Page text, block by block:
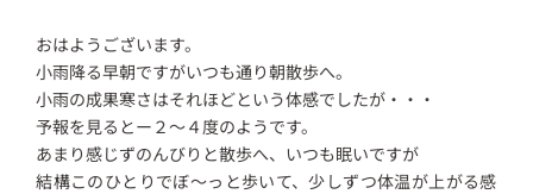
おはようございます。
小雨降る早朝ですがいつも通り朝散歩へ。
小雨の成果寒さはそれほどという体感でしたが・・・
予報を見るとー２～４度のようです。
あまり感じずのんびりと散歩へ、いつも眠いですが
結構このひとりでぼ～っと歩いて、少しずつ体温が上がる感